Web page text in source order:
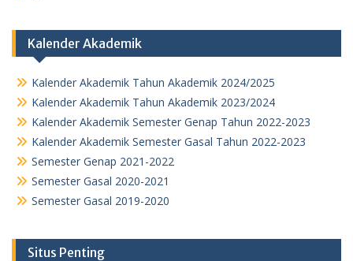
Kalender Akademik
Kalender Akademik Tahun Akademik 2024/2025
Kalender Akademik Tahun Akademik 2023/2024
Kalender Akademik Semester Genap Tahun 2022-2023
Kalender Akademik Semester Gasal Tahun 2022-2023
Semester Genap 2021-2022
Semester Gasal 2020-2021
Semester Gasal 2019-2020
Situs Penting